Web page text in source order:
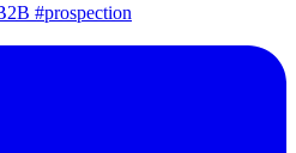
#prospection